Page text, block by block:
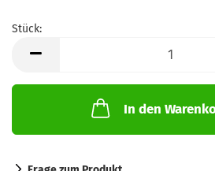
Stück:
In den